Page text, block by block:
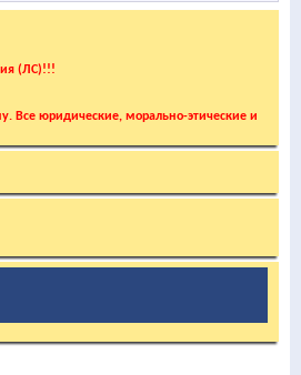
(ЛС)!!!
Все юридические, морально-этические и